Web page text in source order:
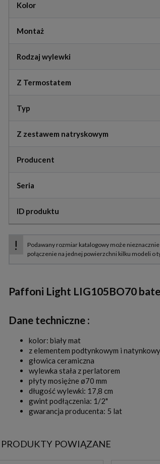
Kolor
Montaż
Rodzaj wylewki
Z Termostatem
Typ
Z zestawem natryskowym
Producent
Seria
ID produktu
Paffoni Light LIG105BO70
Dane techniczne :
kolor: biały mat
z elementem podtynkowym i
głowica ceramiczna
wylewka stała z perlatorem
płyty mosiężne ø70 mm
długość wylewki: 17,8 cm
gwint podłączenia: 1/2"
gwarancja producenta: 5 lat
PRODUKTY POWIĄZANE